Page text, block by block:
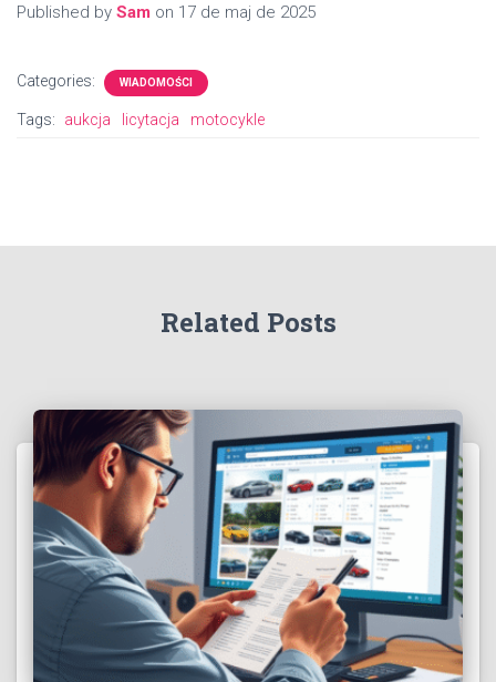
Published by Sam on 17 de maj de 2025
Categories: WIADOMOŚCI
Tags: aukcja licytacja motocykle
Related Posts